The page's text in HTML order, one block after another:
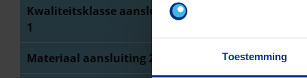
Toestemming
Kwaliteitsklasse aansluiting
1
Materiaal aansluiting 2 Polypropyleen (PP)